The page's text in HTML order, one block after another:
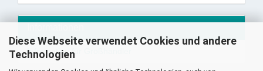
Diese Webseite verwendet Cookies und andere
Technologien
Information für Großhändler